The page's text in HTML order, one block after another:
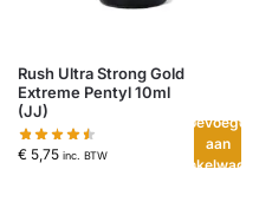
Rush Ultra Strong Gold
Extreme Pentyl 10ml
(JJ)
€ 5,75 inc. BTW
Toevoegen
aan
winkelwagen